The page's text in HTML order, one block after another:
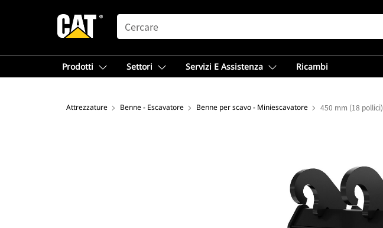
SEARCH
Prodotti Settori Servizi E Assistenza Ricambi
Attrezzature Benne - Escavatore Benne per scavo - Miniescavatore 450 mm (18 pollici)